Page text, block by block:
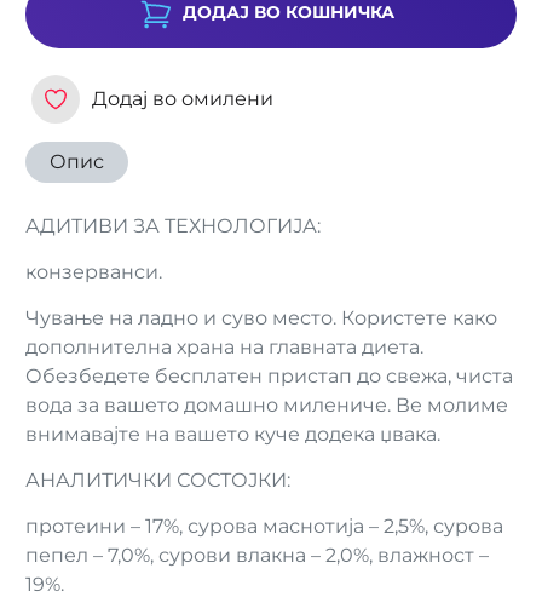
ДОДАЈ ВО КОШНИЧКА
Додај во омилени
Опис
АДИТИВИ ЗА ТЕХНОЛОГИЈА:
конзерванси.
Чување на ладно и суво место. Користете како
дополнителна храна на главната диета.
Обезбедете бесплатен пристап до свежа, чиста
вода за вашето домашно милениче. Ве молиме
внимавајте на вашето куче додека џвака.
АНАЛИТИЧКИ СОСТОЈКИ:
протеини – 17%, сурова маснотија – 2,5%, сурова
пепел – 7,0%, сурови влакна – 2,0%, влажност –
19%.